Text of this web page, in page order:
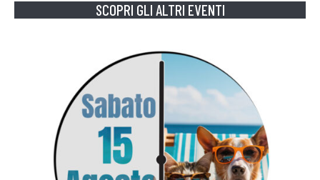
SCOPRI GLI ALTRI EVENTI